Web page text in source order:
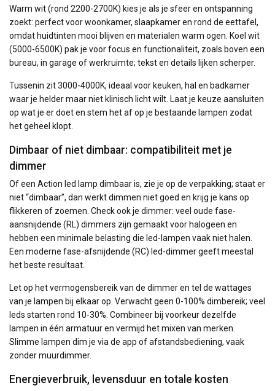
Warm wit (rond 2200-2700K) kies je als je sfeer en ontspanning
zoekt: perfect voor woonkamer, slaapkamer en rond de eettafel,
omdat huidtinten mooi blijven en materialen warm ogen. Koel wit
(5000-6500K) pak je voor focus en functionaliteit, zoals boven een
bureau, in garage of werkruimte; tekst en details lijken scherper.
Tussenin zit 3000-4000K, ideaal voor keuken, hal en badkamer
waar je helder maar niet klinisch licht wilt. Laat je keuze aansluiten
op wat je er doet en stem het af op je bestaande lampen zodat
het geheel klopt.
Dimbaar of niet dimbaar: compatibiliteit met je
dimmer
Of een Action led lamp dimbaar is, zie je op de verpakking; staat er
niet “dimbaar”, dan werkt dimmen niet goed en krijg je kans op
flikkeren of zoemen. Check ook je dimmer: veel oude fase-
aansnijdende (RL) dimmers zijn gemaakt voor halogeen en
hebben een minimale belasting die led-lampen vaak niet halen.
Een moderne fase-afsnijdende (RC) led-dimmer geeft meestal
het beste resultaat.
Let op het vermogensbereik van de dimmer en tel de wattages
van je lampen bij elkaar op. Verwacht geen 0-100% dimbereik; veel
leds starten rond 10-30%. Combineer bij voorkeur dezelfde
lampen in één armatuur en vermijd het mixen van merken.
Slimme lampen dim je via de app of afstandsbediening, vaak
zonder muur­dimmer.
Energieverbruik, levensduur en totale kosten